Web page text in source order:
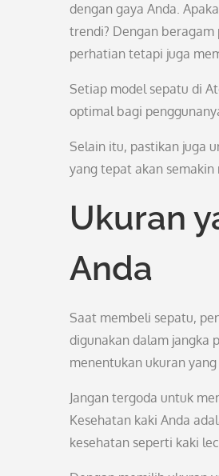
dengan gaya Anda.
trendi? Dengan
perhatian tetapi juga
Setiap model sepatu di
optimal bagi
Selain itu, pastikan juga
yang tepat akan
Ukuran
Anda
Saat membeli sepatu,
digunakan dalam jangka
menentukan ukuran
Jangan tergoda untuk
Kesehatan kaki Anda
kesehatan seperti kaki